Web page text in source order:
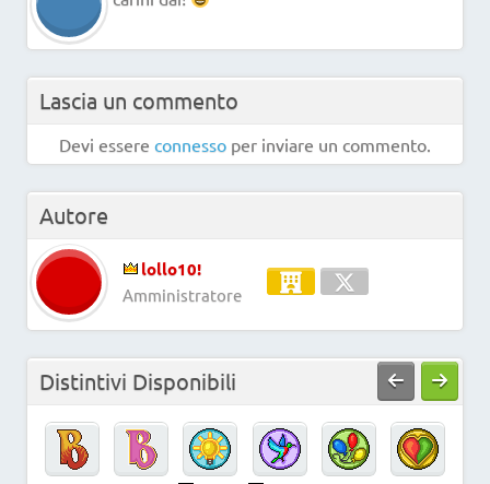
Lascia un commento
Devi essere connesso per inviare un commento.
Autore
lollo10!
Amministratore
Distintivi Disponibili